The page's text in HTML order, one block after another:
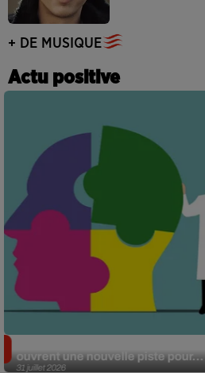
+ DE MUSIQUE
Actu positive
31 juillet 2026
ouvrent une nouvelle piste pour...